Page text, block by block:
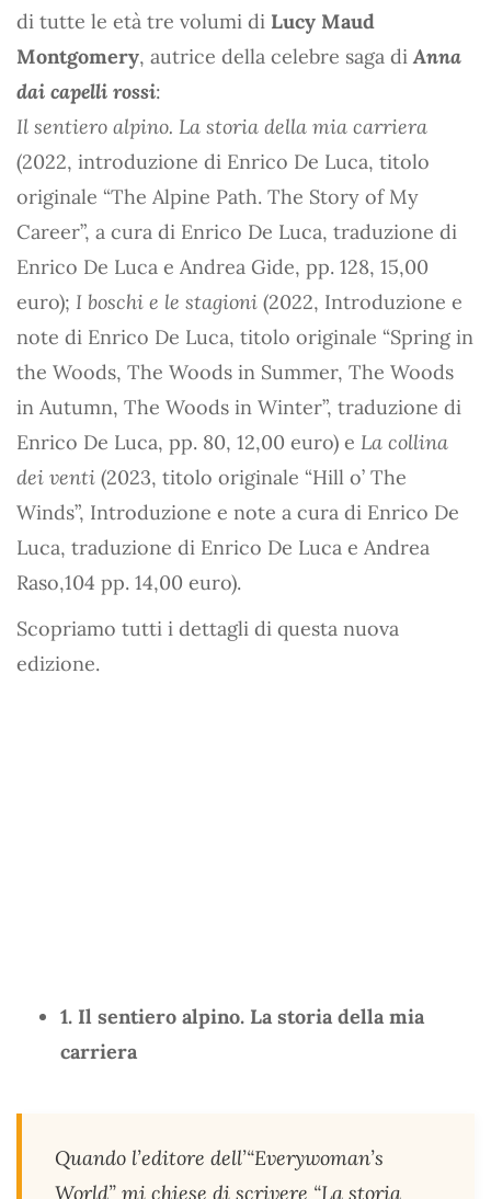
di tutte le età tre volumi di Lucy Maud
Montgomery, autrice della celebre saga diAnna
dai capelli rossi:
Il sentiero alpino. La storia della mia carriera
(2022, introduzione di Enrico De Luca, titolo
originale “The Alpine Path. The Story of My
Career”, a cura di Enrico De Luca, traduzione di
Enrico De Luca e Andrea Gide, pp. 128, 15,00
euro); I boschi e le stagioni (2022, Introduzione e
note di Enrico De Luca, titolo originale “Spring in
the Woods, The Woods in Summer, The Woods
in Autumn, The Woods in Winter”, traduzione di
Enrico De Luca, pp. 80, 12,00 euro) e La collina
dei venti (2023, titolo originale “Hill o’ The
Winds”, Introduzione e note a cura di Enrico De
Luca, traduzione di Enrico De Luca e Andrea
Raso,104 pp. 14,00 euro).
Scopriamo tutti i dettagli di questa nuova
edizione.
1. Il sentiero alpino. La storia della mia
carriera
Quando l’editore dell’“Everywoman’s
World” mi chiese di scrivere “La storia